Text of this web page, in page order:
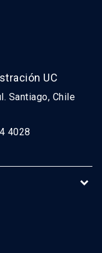
UC
Santiago, Chile
4028